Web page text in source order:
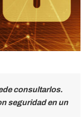
consultarlos.
seguridad en un